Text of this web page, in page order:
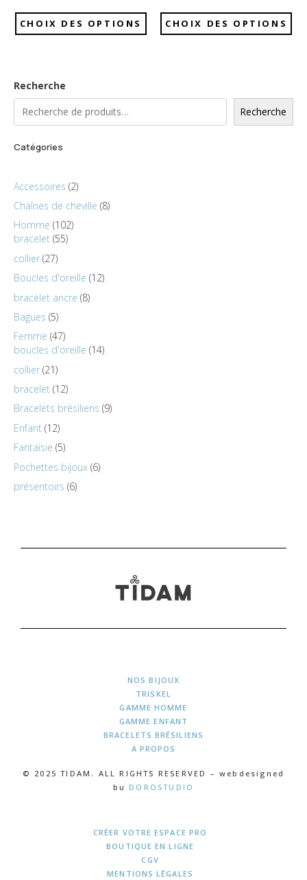
CHOIX DES OPTIONS CHOIX DES OPTIONS
Recherche
Recherche
Catégories
Accessoires 2
Chaînes de cheville 8
Homme 102
bracelet 55
collier 27
Boucles d'oreille 12
bracelet ancre 8
Bagues 5
Femme 47
boucles d'oreille 14
collier 21
bracelet 12
Bracelets brésiliens 9
Enfant 12
Fantaisie 5
Pochettes bijoux 6
présentoirs 6
NOS BIJOUX
TRISKEL
GAMME HOMME
GAMME ENFANT
BRACELETS BRÉSILIENS
A PROPOS
© 2025 TIDAM. ALL RIGHTS RESERVED – webdesigned
bu DOROSTUDIO
CRÉER VOTRE ESPACE PRO
BOUTIQUE EN LIGNE
CGV
MENTIONS LÉGALES